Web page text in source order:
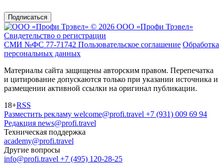
Подписаться
© 2026 ООО «Профи Трэвeл»
Свидетельство о регистрации
СМИ №ФС 77-71742 Пользовательское соглашение Обработка
персональных данных
Материалы сайта защищены авторским правом. Перепечатка
и цитирование допускаются только при указании источника и
размещении активной ссылки на оригинал публикации.
18+RSS
Разместить рекламу welcome@profi.travel +7 (931) 009 69 94
Редакция news@profi.travel
Техническая поддержка
academy@profi.travel
Другие вопросы
info@profi.travel +7 (495) 120-28-25